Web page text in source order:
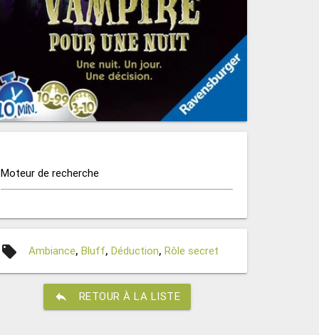
Moteur de recherche
local_offer Ambiance,Bluff,Déduction,Rôle secret
reply RETOUR À LA LISTE